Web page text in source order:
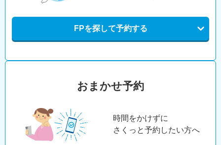
FPを探して予約する
おまかせ予約
時間をかけずに
さくっと予約したい方へ